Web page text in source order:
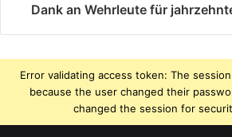
Dank an Wehrleute für
Error validating access token: The
because the user changed their
changed the session for